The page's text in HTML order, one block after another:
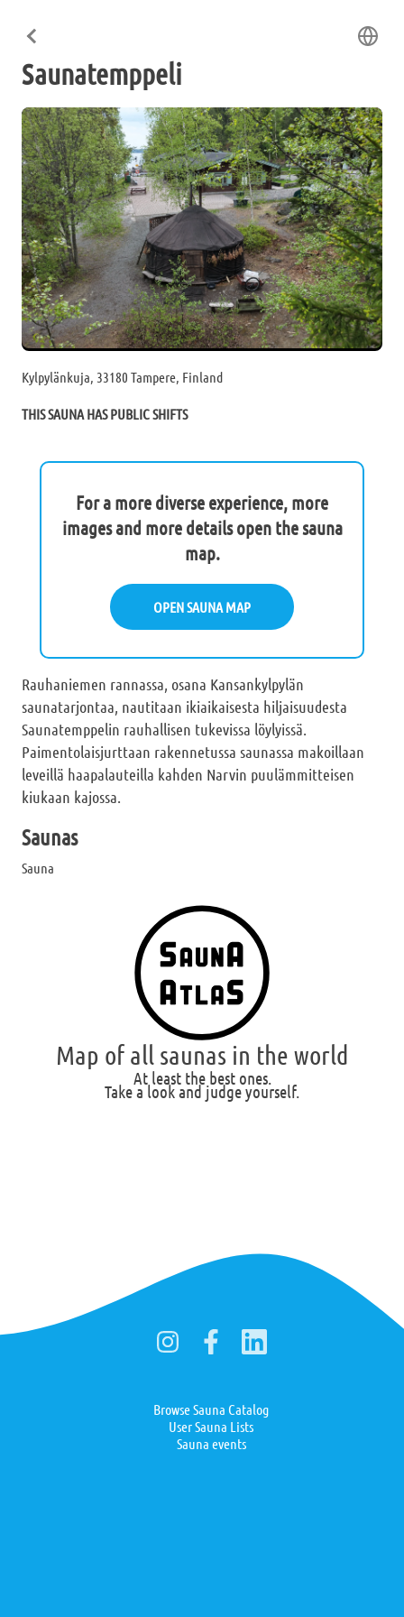
Saunatemppeli
Kylpylänkuja, 33180 Tampere, Finland
THIS SAUNA HAS PUBLIC SHIFTS
For a more diverse experience, more
images and more details open the sauna
map.
OPEN SAUNA MAP
Rauhaniemen rannassa, osana Kansankylpylän
saunatarjontaa, nautitaan ikiaikaisesta hiljaisuudesta
Saunatemppelin rauhallisen tukevissa löylyissä.
Paimentolaisjurttaan rakennetussa saunassa makoillaan
leveillä haapalauteilla kahden Narvin puulämmitteisen
kiukaan kajossa.
Saunas
Sauna
Map of all saunas in the world
At least the best ones.
Take a look and judge yourself.
Browse Sauna Catalog
User Sauna Lists
Sauna events